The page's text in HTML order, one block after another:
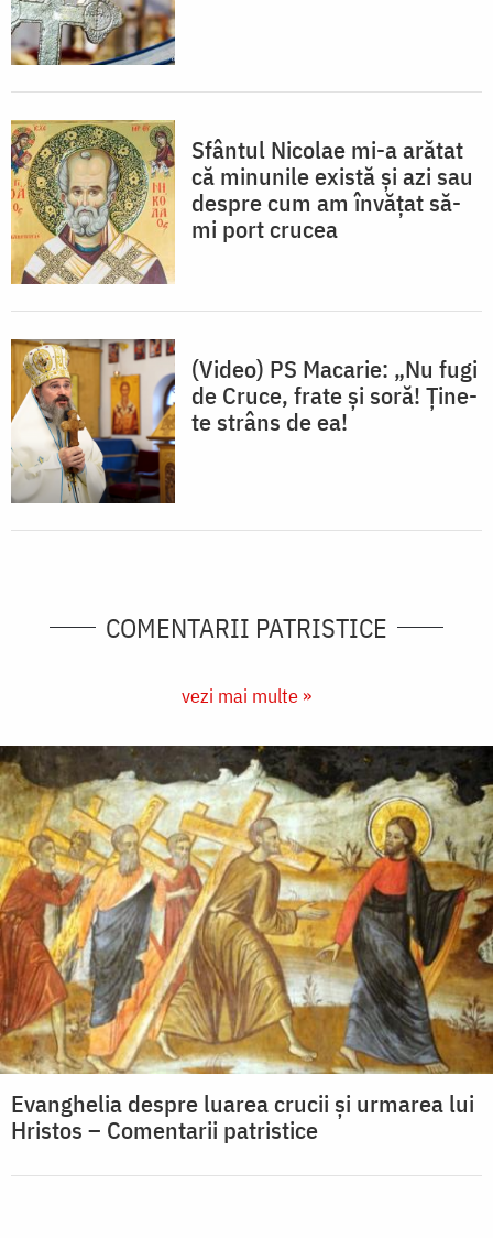
Sfântul Nicolae mi-a arătat
că minunile există și azi sau
despre cum am învățat să-
mi port crucea
(Video) PS Macarie: „Nu fugi
de Cruce, frate și soră! Ține-
te strâns de ea!
COMENTARII PATRISTICE
vezi mai multe »
Evanghelia despre luarea crucii și urmarea lui
Hristos – Comentarii patristice